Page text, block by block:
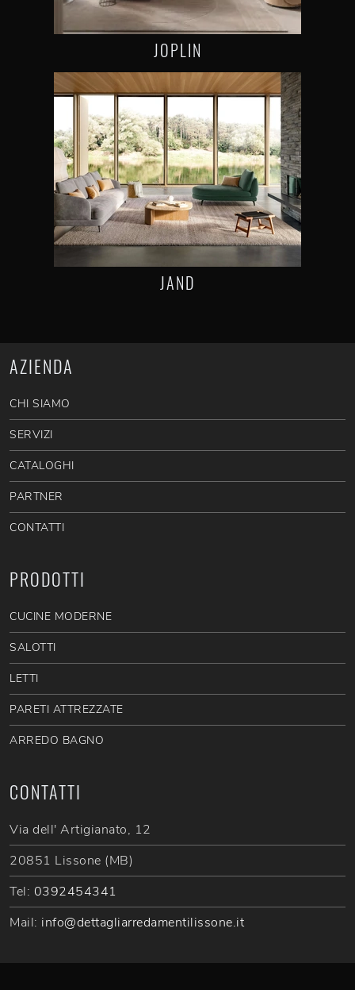
JOPLIN
JAND
AZIENDA
CHI SIAMO
SERVIZI
CATALOGHI
PARTNER
CONTATTI
PRODOTTI
CUCINE MODERNE
SALOTTI
LETTI
PARETI ATTREZZATE
ARREDO BAGNO
CONTATTI
Via dell' Artigianato, 12
20851 Lissone (MB)
Tel: 0392454341
Mail: info@dettagliarredamentilissone.it